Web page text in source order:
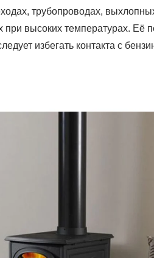
трубопроводах,
высоких температурах. Её
избегать контакта с